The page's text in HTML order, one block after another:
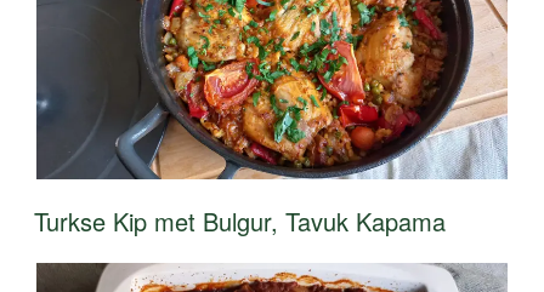
Turkse Kip met Bulgur, Tavuk Kapama